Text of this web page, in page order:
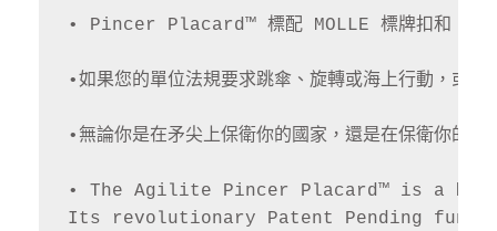
• Pincer Placard™ 標配 MOLLE 標牌扣和 G 掛
•如果您的單位法規要求跳傘、旋轉或海上行動，
•無論你是在矛尖上保衛你的國家，還是在保衛你的
• The Agilite Pincer Placard™ is a
Its revolutionary Patent Pending